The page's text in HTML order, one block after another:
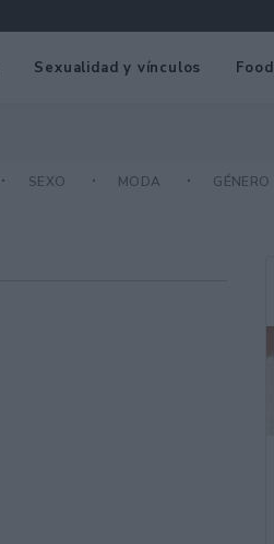
Sexualidad y vínculos Food
SEXO MODA GÉNERO